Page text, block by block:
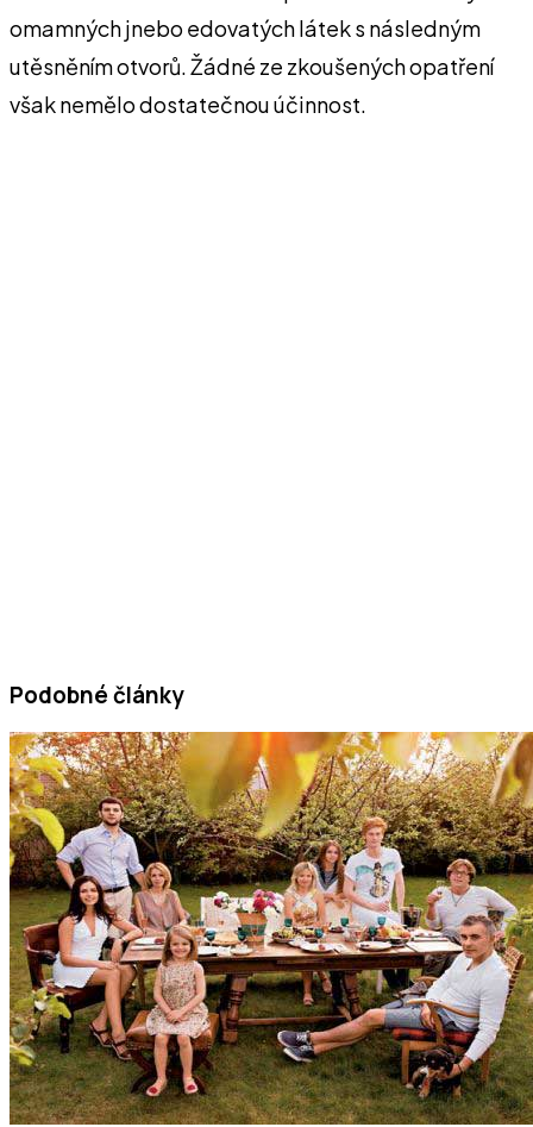
omamných jnebo edovatých látek s následným
utěsněním otvorů. Žádné ze zkoušených opatření
však nemělo dostatečnou účinnost.
Podobné články